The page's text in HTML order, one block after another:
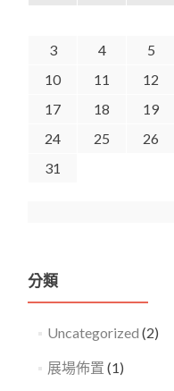
3
4 5
10
11 12
17
18 19
24
25 26
31
分類
Uncategorized (2)
展場佈置 (1)